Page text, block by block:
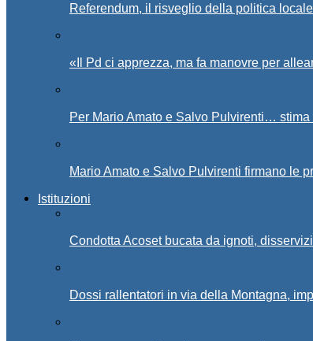
Referendum, il risveglio della politica
«Il Pd ci apprezza, ma fa manovre per
Per Mario Amato e Salvo Pulvirenti…
Mario Amato e Salvo Pulvirenti firmano le
Istituzioni
Condotta Acoset bucata da ignoti,
Dossi rallentatori in via della Montagna,